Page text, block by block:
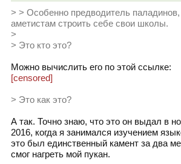
> > Особенно предводитель
аметистам строить себе свои школы.
>
> Это кто это?
Можно вычислить его по этой ссылке:
[censored]
> Это как это?
А так. Точно знаю, что это он выдал в
2016, когда я занимался изучением
это был единственный камент за два
смог нагреть мой пукан.